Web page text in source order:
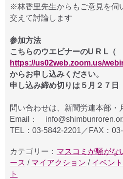
※林香里先生からもご意見を伺
交えて討論します
参加方法
こちらのウエビナーのU R L（
https://us02web.zoom.us/
からお申し込みください。
申し込み締め切りは５月２７日
問い合わせは、新聞労連本部
Email：
TEL：03-5842-2201／FAX：
カテゴリー： マスコミが騒がな
ース / マイアクション / イベント
ト